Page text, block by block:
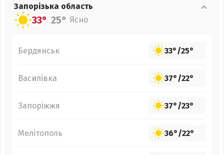
Запорізька область
33° 25° Ясно
Бердянськ 33°/25°
Василівка 37°/22°
Запоріжжя 37°/23°
Мелітополь 36°/22°